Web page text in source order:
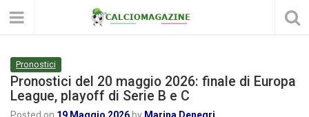
Pronostici
Pronostici del 20 maggio 2026: finale di Europa
League, playoff di Serie B e C